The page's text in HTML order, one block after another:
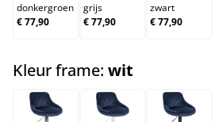
donkergroen
€ 77,90
grijs
€ 77,90
zwart
€ 77,90
Kleur frame: wit